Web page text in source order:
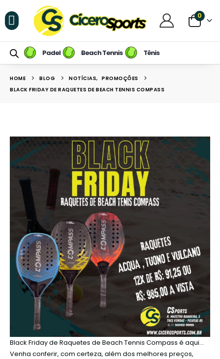
0
Padel Beach Tennis Tênis
HOME BLOG NOTÍCIAS, PROMOÇÕES
BLACK FRIDAY DE RAQUETES DE BEACH TENNIS COMPASS
Black Friday de Raquetes de Beach Tennis Compass é aqui…
Venha conferir, com certeza, além dos melhores preços,